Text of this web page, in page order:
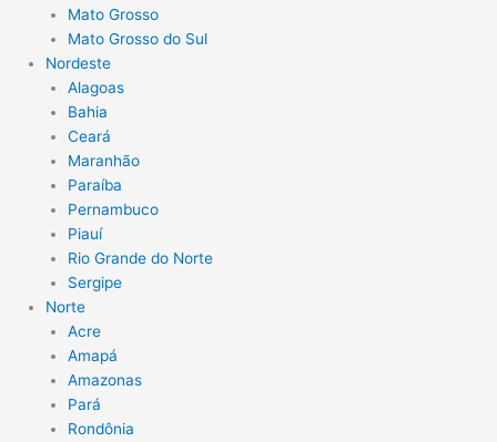
Mato Grosso
Mato Grosso do Sul
Nordeste
Alagoas
Bahia
Ceará
Maranhão
Paraíba
Pernambuco
Piauí
Rio Grande do Norte
Sergipe
Norte
Acre
Amapá
Amazonas
Pará
Rondônia